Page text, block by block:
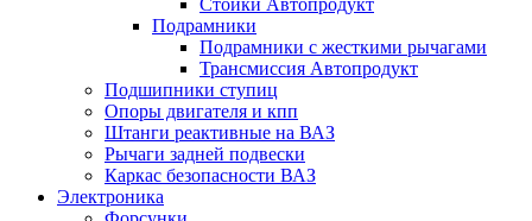
Стойки Автопродукт
Подрамники
Подрамники с жесткими рычагами
Трансмиссия Автопродукт
Подшипники ступиц
Опоры двигателя и кпп
Штанги реактивные на ВАЗ
Рычаги задней подвески
Каркас безопасности ВАЗ
Электроника